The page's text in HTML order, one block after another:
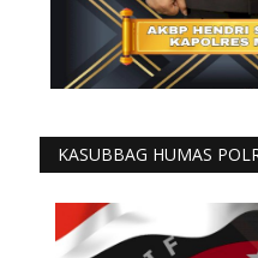
KASUBBAG HUMAS